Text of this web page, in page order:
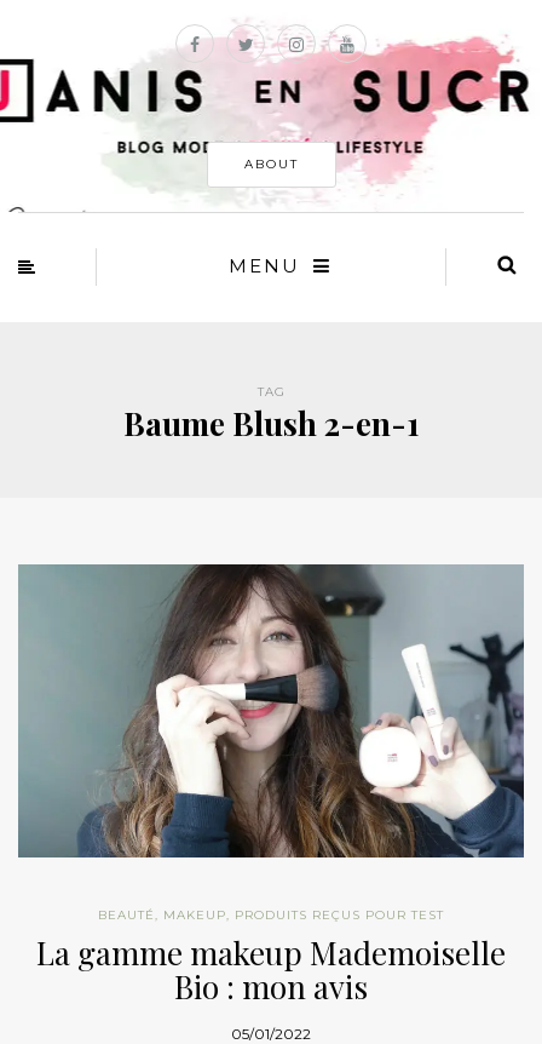
ABOUT
MENU
TAG
Baume Blush 2-en-1
BEAUTÉ, MAKEUP, PRODUITS REÇUS POUR TEST
La gamme makeup Mademoiselle
Bio : mon avis
05/01/2022